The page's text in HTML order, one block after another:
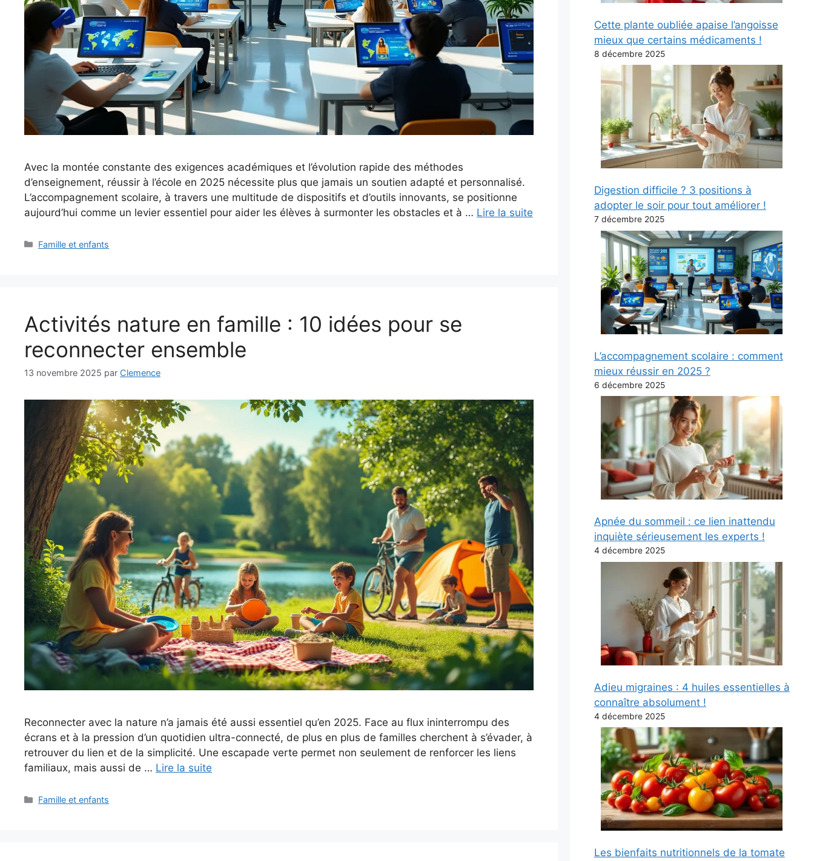
Avec la montée constante des exigences académiques et l’évolution rapide des méthodes
d’enseignement, réussir à l’école en 2025 nécessite plus que jamais un soutien adapté et personnalisé.
L’accompagnement scolaire, à travers une multitude de dispositifs et d’outils innovants, se positionne
aujourd’hui comme un levier essentiel pour aider les élèves à surmonter les obstacles et à … Lire la suite
Catégories
Famille et enfants
Activités nature en famille : 10 idées pour se
reconnecter ensemble
13 novembre 2025 par Clemence
Reconnecter avec la nature n’a jamais été aussi essentiel qu’en 2025. Face au flux ininterrompu des
écrans et à la pression d’un quotidien ultra-connecté, de plus en plus de familles cherchent à s’évader, à
retrouver du lien et de la simplicité. Une escapade verte permet non seulement de renforcer les liens
familiaux, mais aussi de … Lire la suite
Catégories
Famille et enfants
Cette plante oubliée apaise l’angoisse
mieux que certains médicaments !
8 décembre 2025
Digestion difficile ? 3 positions à
adopter le soir pour tout améliorer !
7 décembre 2025
L’accompagnement scolaire : comment
mieux réussir en 2025 ?
6 décembre 2025
Apnée du sommeil : ce lien inattendu
inquiète sérieusement les experts !
4 décembre 2025
Adieu migraines : 4 huiles essentielles à
connaître absolument !
4 décembre 2025
Les bienfaits nutritionnels de la tomate